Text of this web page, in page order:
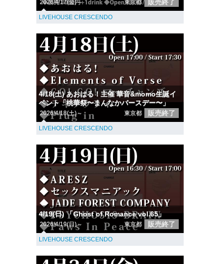
2026/4/17(金)～ 東京都 販売終了
LIVEHOUSE CRESCENDO
4/18(土) あおはる！主催 華音&momo生誕イ
ベント「桃華祭〜まんなかバースデー〜」
2026/4/18(土)～ 東京都 販売終了
LIVEHOUSE CRESCENDO
4/19(日) 「Ghost of Romance vol.65」
2026/4/19(日)～ 東京都 販売終了
LIVEHOUSE CRESCENDO